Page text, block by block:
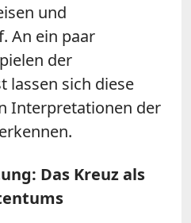
und
An ein paar
der
lassen sich diese
Interpretationen der
Das Kreuz als